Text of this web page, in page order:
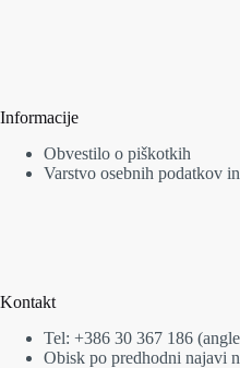
Informacije
Obvestilo o piškotkih
Varstvo osebnih podatkov
Kontakt
Tel: +386 30 367 186
Obisk po predhodni najavi